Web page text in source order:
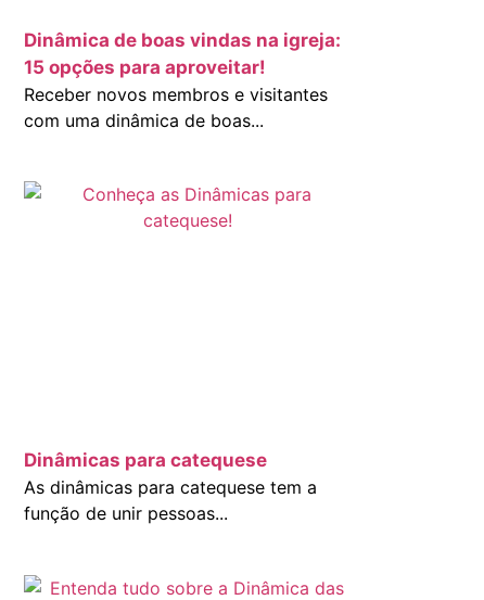
Dinâmica de boas vindas na igreja:
15 opções para aproveitar!
Receber novos membros e visitantes
com uma dinâmica de boas...
Dinâmicas para catequese
As dinâmicas para catequese tem a
função de unir pessoas...